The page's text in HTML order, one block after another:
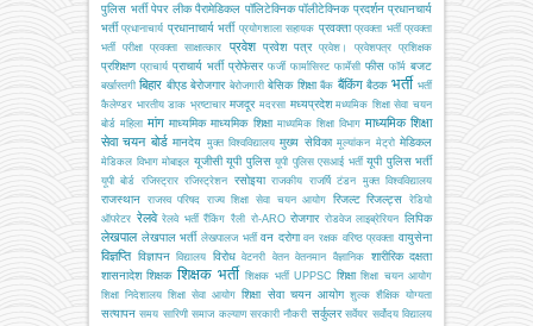
पुलिस भर्ती पेपर लीक पैरामेडिकल पॉलिटेक्निक पॉलीटेक्निक प्रदर्शन प्रधानचार्य
भर्ती प्रधानाचार्य प्रधानाचार्य भर्ती प्रयोगशाला सहायक प्रवक्ता प्रवक्ता भर्ती प्रवक्ता
भर्ती परीक्षा
प्रवक्ता साक्षात्कार प्रवेश प्रवेश पत्र प्रवेश। प्रवेशपत्र प्रशिक्षक
प्रशिक्षण प्राचार्य प्राचार्य भर्ती प्रोफेसर फर्जी फार्मासिस्ट फार्मेसी फीस फॉर्म बजट
बर्खास्तगी बिहार बीएड बेरोजगार बेरोजगारी बेसिक शिक्षा बैंक बैंकिंग बैठक भर्ती भर्ती
कैलेण्डर भारतीय डाक भ्रष्टाचार मजदूर मदरसा मध्यप्रदेश मध्यमिक शिक्षा सेवा चयन
बोर्ड महिला मांग माध्यमिक माध्यमिक शिक्षा माध्यमिक शिक्षा विभाग माध्यमिक शिक्षा
सेवा चयन बोर्ड मानदेय मुक्त विश्वविद्यालय मुख्य सेविका मूल्यांकन मेट्रो मेडिकल
मेडिकल विभाग मोबाइल यूजीसी यूपी पुलिस यूपी पुलिस एसआई भर्ती यूपी पुलिस भर्ती
यूपी बोर्ड रजिस्ट्रार रजिस्ट्रेशन रसोइया राजकीय राजर्षि टंडन मुक्त विश्वविद्यालय
राजस्थान राजस्व परिषद राज्य शिक्षा सेवा चयन आयोग रिजल्ट रिजल्ट्स
रेडियो
ऑपरेटर रेलवे रेलवे भर्ती रैंकिंग रैली रो-ARO रोजगार रोडवेज लाइब्रेरियन लिपिक
लेखपाल लेखपाल भर्ती लेखपालज भर्ती वन दरोगा वन रक्षक वरिष्ठ प्रवक्ता वायुसेना
विज्ञप्ति विज्ञापन विद्यालय विरोध वेटनरी वेतन वेतनमान वैज्ञानिक
शारीरिक दक्षता
शासनादेश शिक्षक शिक्षक भर्ती शिक्षक भर्ती UPPSC शिक्षा शिक्षा चयन आयोग
शिक्षा निदेशालय शिक्षा सेवा आयोग शिक्षा सेवा चयन आयोग शुल्क शैक्षिक योग्यता
सत्यापन समय सारिणी समाज कल्याण सरकारी नौकरी सर्कुलर सर्वेयर सर्वोदय विद्यालय